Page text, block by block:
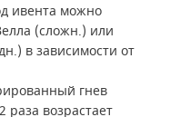
ивента можно
(сложн.) или
в зависимости от
гнев
раза возрастает